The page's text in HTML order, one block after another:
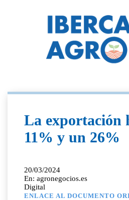
La exportación
11% y un 26%
20/03/2024
En: agronegocios.es
Digital
ENLACE AL DOCUMENTO